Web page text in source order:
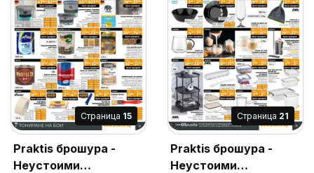
Cтраница 15
Praktis брошура -
Неустоими
Cтраница 21
Praktis брошура -
Неустоими